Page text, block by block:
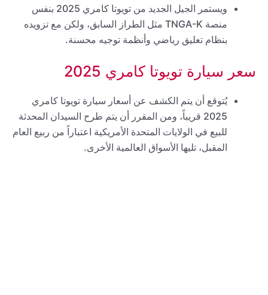
ويستمر الجيل الجديد من تويوتا كامري 2025 بنفس
منصة TNGA-K مثل الطراز السابق، ولكن مع تزويده
بنظام تعليق رياضي وأنظمة توجيه محسنة.
سعر سيارة تويوتا كامري 2025
يُتوقع أن يتم الكشف عن أسعار سيارة تويوتا كامري
2025 قريباً، ومن المقرر أن يتم طرح السيدان المحدثة
للبيع في الولايات المتحدة الأمريكية اعتباراً من ربيع العام
المقبل، تليها الأسواق العالمية الأخرى.